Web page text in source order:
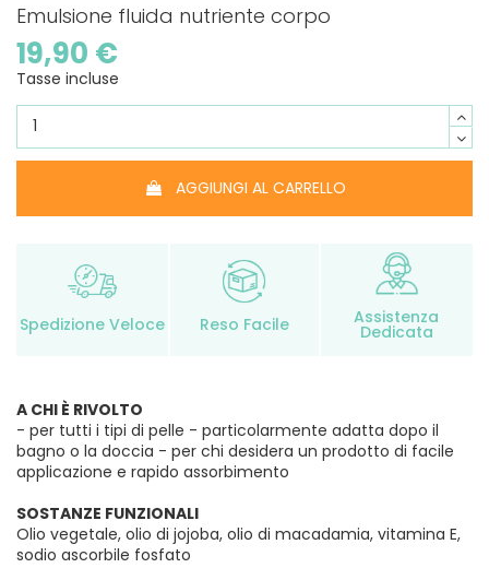
Emulsione fluida nutriente corpo
19,90 €
Tasse incluse
AGGIUNGI AL CARRELLO
Spedizione Veloce Reso Facile Assistenza
Dedicata
A CHI È RIVOLTO
- per tutti i tipi di pelle - particolarmente adatta dopo il
bagno o la doccia - per chi desidera un prodotto di facile
applicazione e rapido assorbimento
SOSTANZE FUNZIONALI
Olio vegetale, olio di jojoba, olio di macadamia, vitamina E,
sodio ascorbile fosfato